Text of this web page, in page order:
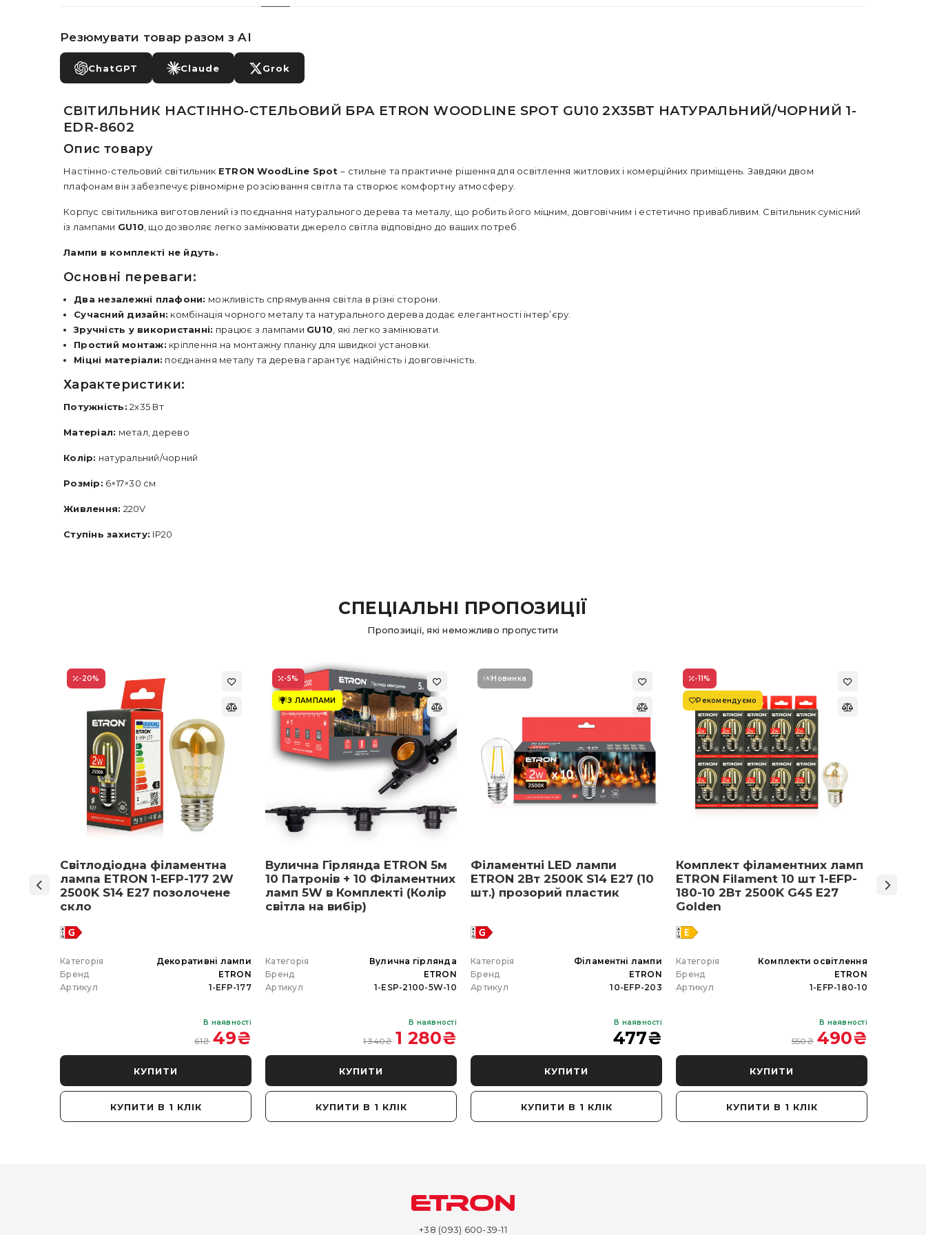
Резюмувати товар разом з AI
ChatGPT Claude Grok
СВІТИЛЬНИК НАСТІННО-СТЕЛЬОВИЙ БРА ETRON WOODLINE SPOT GU10 2X35ВТ НАТУРАЛЬНИЙ/ЧОРНИЙ 1-
EDR-8602
Опис товару
Настінно-стельовий світильник ETRON WoodLine Spot – стильне та практичне рішення для освітлення житлових і комерційних приміщень. Завдяки двом
плафонам він забезпечує рівномірне розсіювання світла та створює комфортну атмосферу.
Корпус світильника виготовлений із поєднання натурального дерева та металу, що робить його міцним, довговічним і естетично привабливим. Світильник сумісний
із лампами GU10 , що дозволяє легко замінювати джерело світла відповідно до ваших потреб.
Лампи в комплекті не йдуть.
Основні переваги:
Два незалежні плафони: можливість спрямування світла в різні сторони.
Сучасний дизайн: комбінація чорного металу та натурального дерева додає елегантності інтер’єру.
Зручність у використанні: працює з лампами GU10 , які легко замінювати.
Простий монтаж: кріплення на монтажну планку для швидкої установки.
Міцні матеріали: поєднання металу та дерева гарантує надійність і довговічність.
Характеристики:
Потужність: 2x35 Вт
Матеріал: метал, дерево
Колір: натуральний/чорний
Розмір: 6×17×30 см
Живлення: 220V
Ступінь захисту: IP20
СПЕЦІАЛЬНІ ПРОПОЗИЦІЇ
Пропозиції, які неможливо пропустити
-20%
Світлодіодна філаментна
лампа ETRON 1-EFP-177 2W
2500K S14 E27 позолочене
скло
Категорія
Декоративні лампи
Бренд
ETRON
Артикул
1-EFP-177
В наявності
61₴ 49₴
КУПИТИ
КУПИТИ В 1 КЛІК
-5%
З ЛАМПАМИ
Вулична Гірлянда ETRON 5м
10 Патронів + 10 Філаментних
ламп 5W в Комплекті (Колір
світла на вибір)
Категорія
Вулична гірлянда
Бренд
ETRON
Артикул
1-ESP-2100-5W-10
В наявності
1 340₴ 1 280₴
КУПИТИ
КУПИТИ В 1 КЛІК
Новинка
Філаментні LED лампи
ETRON 2Вт 2500K S14 E27 (10
шт.) прозорий пластик
Категорія
Філаментні лампи
Бренд
ETRON
Артикул
10-EFP-203
В наявності
477₴
КУПИТИ
КУПИТИ В 1 КЛІК
-11%
Рекомендуємо
Комплект філаментних ламп
ETRON Filament 10 шт 1-EFP-
180-10 2Вт 2500K G45 E27
Golden
Категорія
Комплекти освітлення
Бренд
ETRON
Артикул
1-EFP-180-10
В наявності
550₴ 490₴
КУПИТИ
КУПИТИ В 1 КЛІК
48 Вт
+38 (093) 600-39-11